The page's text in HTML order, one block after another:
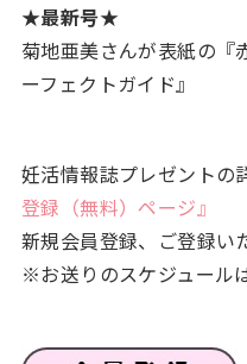
★最新号★
菊地亜美さんが表紙の『
ーフェクトガイド』
妊活情報誌プレゼントの
登録（無料）ページ』
新規会員登録、ご登録い
※お送りのスケジュール